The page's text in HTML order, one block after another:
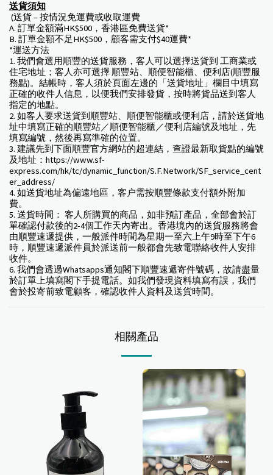
送貨須知
(送貨 – 按情況免運費或收取運費
A. 訂單金額滿HK$500，香港區免費送貨*
B. 訂單金額不足HK$500，顧客需支付$40運費*
*運送方法
1. 我們會選用順豐的送貨服務，客人可以選擇送貨到 工商業或
住宅地址；客人亦可選擇 順豐站、順便智能櫃、便利店(順豐服
務點)。結帳時，客人須於頁面左邊的「送貨地址」欄目中填寫
正確的收件人信息，以便我們安排發貨，按時將貨品送到客人
指定的地點。
2. 如客人要求送貨到順豐站、順便智能櫃或便利店，請於送貨地
址中填寫正確的順豐站／順便智能櫃／便利店編號及地址，先
填寫編號，然後再寫準確的位置。
3. 建議先到下面順豐官方網站的超連結，查證最新取貨點的編號
及地址：https://www.sf-
express.com/hk/tc/dynamic_function/S.F.Network/SF_service_cent
er_address/
4. 如送貨地址為偏遠地區，客户需按順豐條款支付額外附加
費。
5. 送貨時間： 客人所購買的商品，如非預訂產品，全部會於訂
單確認付款後的2-4個工作天內寄出。香港境內的送貨服務將會
由順豐速遞提供，一般派件時間為星期一至六上午9時至下午6
時，順豐速遞派件員於派送前一般都會先致電聯絡收件人安排
收件。
6. 我們會透過Whatsapps通知閣下順豐速遞寄件號碼，故請盡量
於訂單上填寫閣下手提電話。如我們發現資料填寫有誤，我們
會於投寄前致電顧客，確認收件人資料及送貨時間。
相關產品